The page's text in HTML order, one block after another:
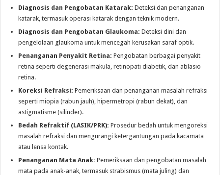
Diagnosis dan Pengobatan Katarak: Deteksi dan penanganan
katarak, termasuk operasi katarak dengan teknik modern.
Diagnosis dan Pengobatan Glaukoma: Deteksi dini dan
pengelolaan glaukoma untuk mencegah kerusakan saraf optik.
Penanganan Penyakit Retina: Pengobatan berbagai penyakit
retina seperti degenerasi makula, retinopati diabetik, dan ablasio
retina.
Koreksi Refraksi: Pemeriksaan dan penanganan masalah refraksi
seperti miopia (rabun jauh), hipermetropi (rabun dekat), dan
astigmatisme (silinder).
Bedah Refraktif (LASIK/PRK): Prosedur bedah untuk mengoreksi
masalah refraksi dan mengurangi ketergantungan pada kacamata
atau lensa kontak.
Penanganan Mata Anak: Pemeriksaan dan pengobatan masalah
mata pada anak-anak, termasuk strabismus (mata juling) dan